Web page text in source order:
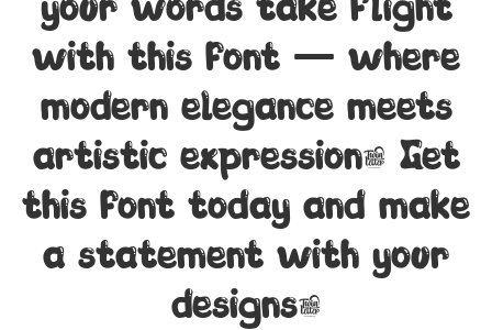
with this font — where
modern elegance meets
artistic expression. Get
this font today and make
a statement with your
designs!